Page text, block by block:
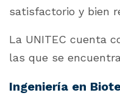
satisfactorio y bien
La UNITEC cuenta
las que se
Ingeniería en